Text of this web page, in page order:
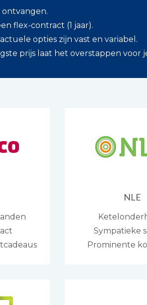
ontvangen.
flex-contract (1 jaar).
opties zijn vast en variabel.
prijs laat het overstappen voor
NLE
Sympatieke
Prominente